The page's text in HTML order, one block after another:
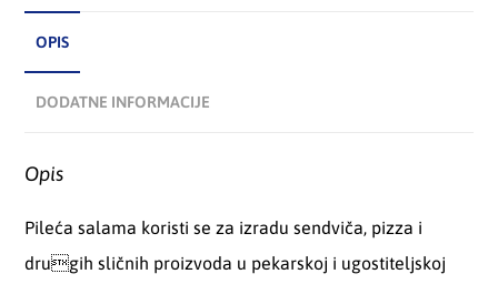
OPIS
DODATNE INFORMACIJE
Opis
Pileća salama koristi se za izradu sendviča, pizza i
drugih sličnih proizvoda u pekarskoj i ugostiteljskoj